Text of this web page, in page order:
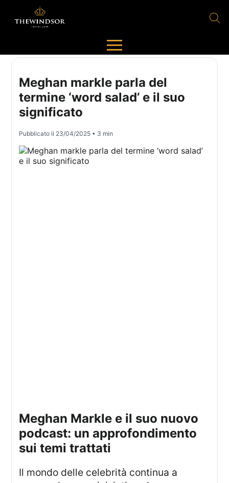
Meghan markle parla del
termine ‘word salad’ e il suo
significato
Pubblicato il 23/04/2025 • 3 min
Meghan Markle e il suo nuovo
podcast: un approfondimento
sui temi trattati
Il mondo delle celebrità continua a